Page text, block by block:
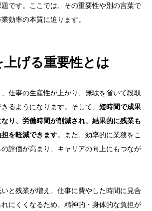
です。ここでは、その重要性や別の言葉で
効率の本質に迫ります。
上げる重要性とは
仕事の生産性が上がり、無駄を省いて段取
るようになります。そして、 短時間で成果
り、労働時間が削減され、結果的に残業も
を軽減できます。また、効率的に業務をこ
評価が高まり、キャリアの向上にもつなが
と残業が増え、仕事に費やした時間に見合
にくくなるため、精神的・身体的な負担が